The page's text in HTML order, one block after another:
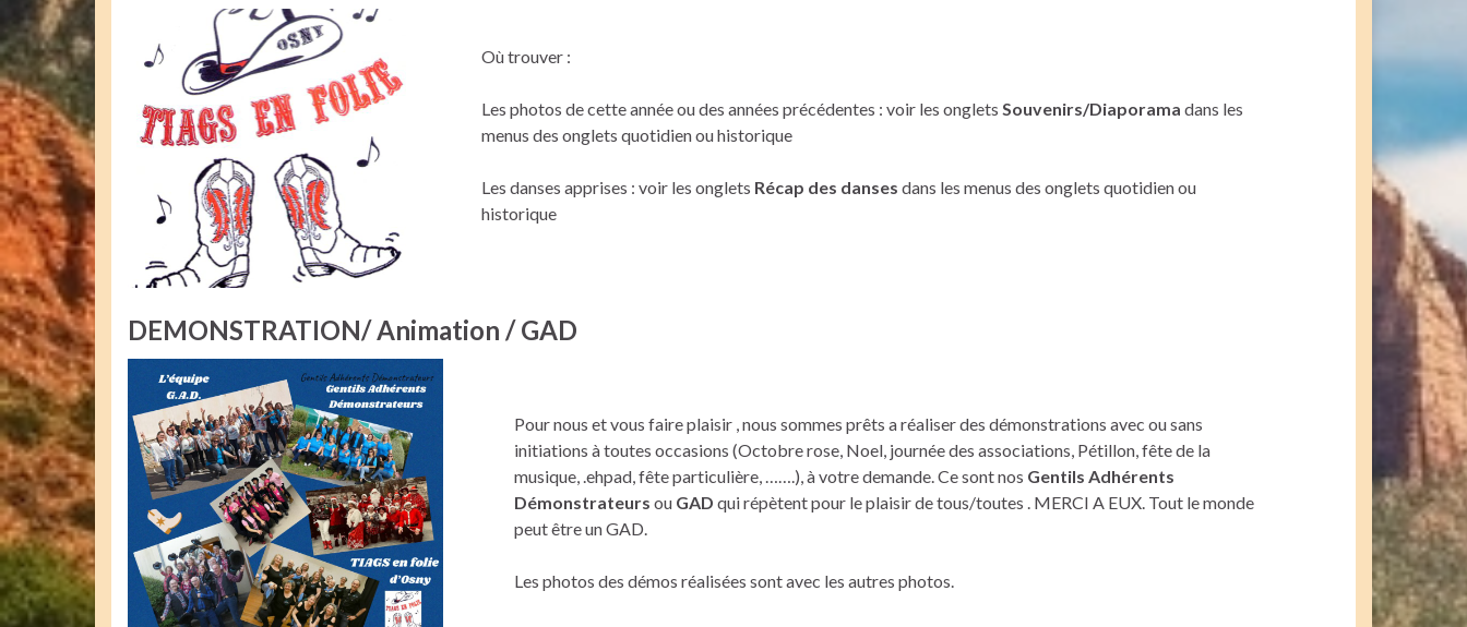
Où trouver :
Les photos de cette année ou des années précédentes : voir les onglets Souvenirs/Diaporama dans les
menus des onglets quotidien ou historique
Les danses apprises : voir les onglets Récap des danses dans les menus des onglets quotidien ou
historique
DEMONSTRATION/ Animation / GAD
Pour nous et vous faire plaisir , nous sommes prêts a réaliser des démonstrations avec ou sans
initiations à toutes occasions (Octobre rose, Noel, journée des associations, Pétillon, fête de la
musique, .ehpad, fête particulière, …….), à votre demande. Ce sont nos Gentils Adhérents
Démonstrateursou GAD qui répètent pour le plaisir de tous/toutes . MERCI A EUX. Tout le monde
peut être un GAD.
Les photos des démos réalisées sont avec les autres photos.